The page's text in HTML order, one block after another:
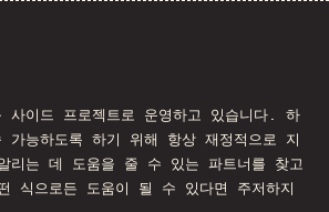
사이드 프로젝트로 운영하고 있습니다. 하
가능하도록 하기 위해 항상 재정적으로 지
리는 데 도움을 줄 수 있는 파트너를 찾고
식으로든 도움이 될 수 있다면 주저하지